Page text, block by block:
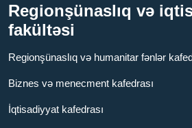
Regionşünaslıq və
fakültəsi
Regionşünaslıq və humanitar fənlər
Biznes və menecment kafedrası
İqtisadiyyat kafedrası